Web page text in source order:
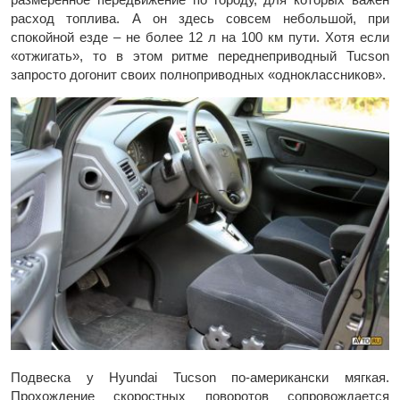
расход топлива. А он здесь совсем небольшой, при
спокойной езде – не более 12 л на 100 км пути. Хотя если
«отжигать», то в этом ритме переднеприводный Tucson
запросто догонит своих полноприводных «одноклассников».
Подвеска у Hyundai Tucson по-американски мягкая.
Прохождение скоростных поворотов сопровождается